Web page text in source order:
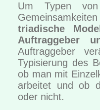
Um Typen
triadische
Auftraggeber
Auftraggeber
Typisierung des
ob man mit
arbeitet und ob
oder nicht.